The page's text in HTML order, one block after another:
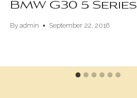
BMW G30 5 Series
Byadmin September 22, 2016